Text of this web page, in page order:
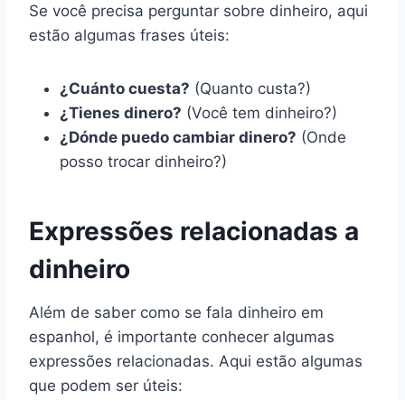
Se você precisa perguntar sobre dinheiro, aqui
estão algumas frases úteis:
¿Cuánto cuesta? (Quanto custa?)
¿Tienes dinero? (Você tem dinheiro?)
¿Dónde puedo cambiar dinero? (Onde
posso trocar dinheiro?)
Expressões relacionadas a
dinheiro
Além de saber como se fala dinheiro em
espanhol, é importante conhecer algumas
expressões relacionadas. Aqui estão algumas
que podem ser úteis: